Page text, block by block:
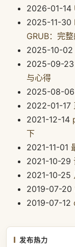
2026-01-14
2025-11-30
GRUB：完
2025-10-02
2025-09-23
与心得
2025-08-06
2022-01-17
2021-12-14
下
2021-11-01
2021-10-29
2021-10-25
2019-07-20
2019-07-12
发布热力